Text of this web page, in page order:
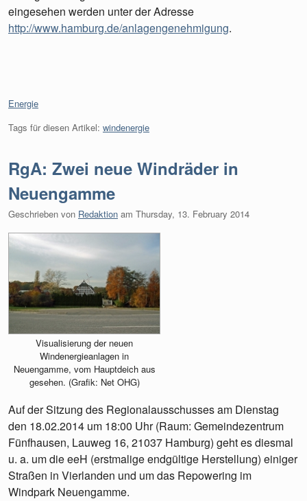
eingesehen werden unter der Adresse
http://www.hamburg.de/anlagengenehmigung.
Kategorien:
Energie
Tags für diesen Artikel: windenergie
RgA: Zwei neue Windräder in
Neuengamme
Geschrieben von Redaktion am Thursday, 13. February 2014
Visualisierung der neuen
Windenergieanlagen in
Neuengamme, vom Hauptdeich aus
gesehen. (Grafik: Net OHG)
Auf der Sitzung des Regionalausschusses am Dienstag
den 18.02.2014 um 18:00 Uhr (Raum: Gemeindezentrum
Fünfhausen, Lauweg 16, 21037 Hamburg) geht es diesmal
u. a. um die eeH (erstmalige endgültige Herstellung) einiger
Straßen in Vierlanden und um das Repowering im
Windpark Neuengamme.